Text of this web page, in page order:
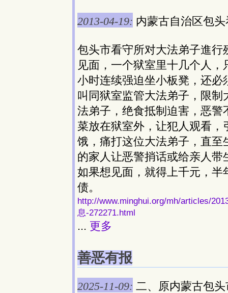
2013-04-19: 内蒙古自治区包
包头市看守所对大法弟子進
见面，一个狱室里十几个人
小时连续强迫坐小板凳，还
叫同狱室监管大法弟子，限
法弟子，绝食抵制迫害，恶
菜放在狱室外，让犯人观看
饿，痛打这位大法弟子，直
的家人让恶警捎话或给亲人
如果想见面，就得上千元，
债。
http://www.minghui.org/mh/articles/
息-272271.html
... 更多
善恶有报
2025-11-09: 二、原内蒙古包